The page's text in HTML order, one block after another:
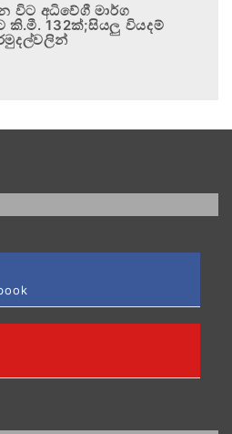
විට අධිවේගී මාර්ග
කි.මී. 132ක්;සියලු වියදම්